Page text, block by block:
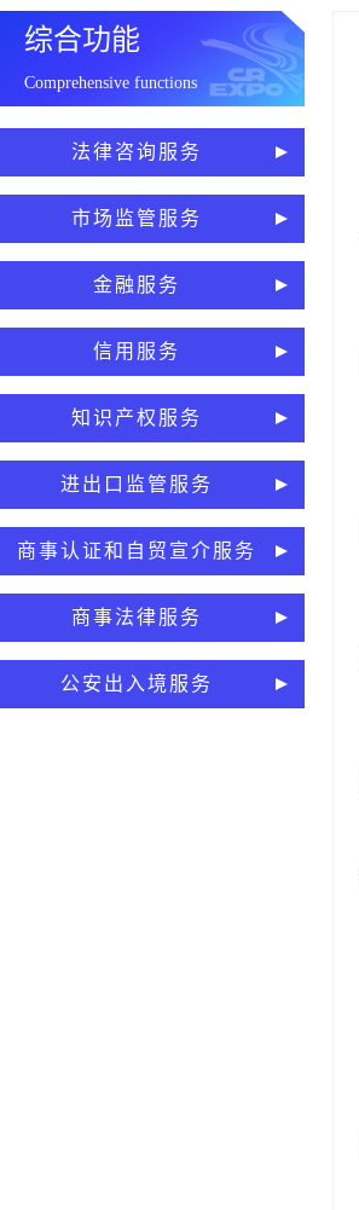
综合功能
Comprehensive functions
法律咨询服务
市场监管服务
金融服务
信用服务
知识产权服务
进出口监管服务
商事认证和自贸宣介服务
商事法律服务
公安出入境服务